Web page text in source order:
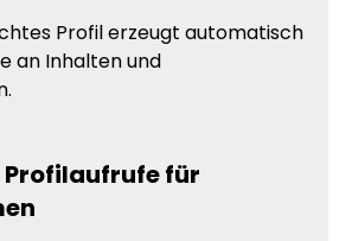
Profil erzeugt automatisch
an Inhalten und
für